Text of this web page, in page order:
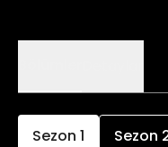
Sezon 1 Sezon